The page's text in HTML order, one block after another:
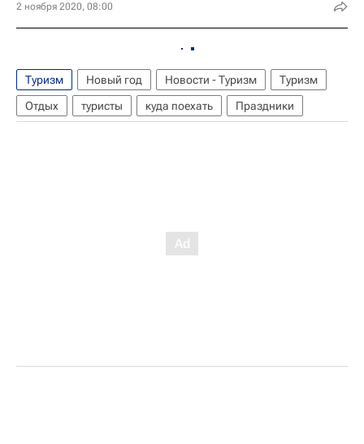
2 ноября 2020, 08:00
Туризм Новый год Новости - Туризм
Туризм
Отдых
туристы куда поехать Праздники